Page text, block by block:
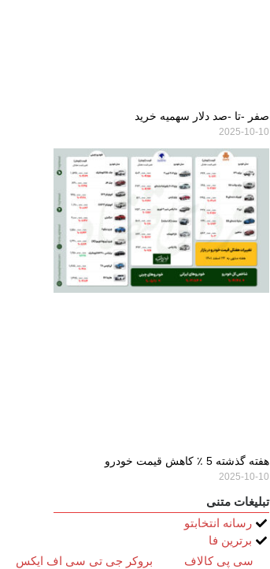
صفر -تا -صد دلار سهمیه خرید
2025-10-10
هفته گذشته 5 ٪ کاهش قیمت خودرو
2025-10-10
تبلیغات متنی
رسانه انتخابتو
برترین فا
سی پی کالاف
بروکر جی تی سی اف ایکس